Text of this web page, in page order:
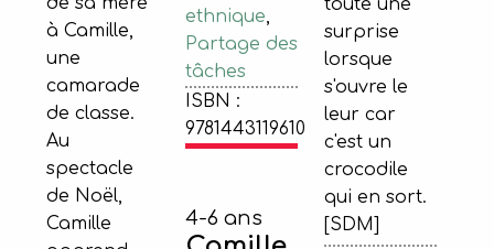
à Camille,
une
camarade
de classe.
Au
spectacle
de Noël,
Camille
ethnique,
Partage des
tâches
ISBN :
9781443119610
toute une
surprise
lorsque
s'ouvre le
leur car
c'est un
crocodile
qui en sort.
[SDM]
4-6 ans